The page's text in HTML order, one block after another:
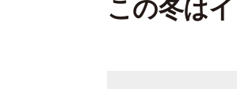
この冬は